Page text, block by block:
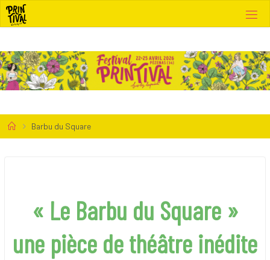
Skip
content
HomeBarbu du Square
« Le Barbu du Square»
une pièce de théâtre inédite